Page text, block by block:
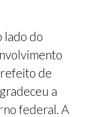
lado do
de
a
federal. A